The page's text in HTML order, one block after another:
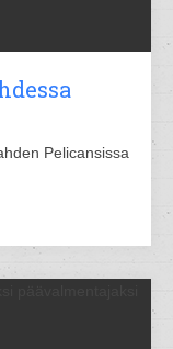
Pelicansissa